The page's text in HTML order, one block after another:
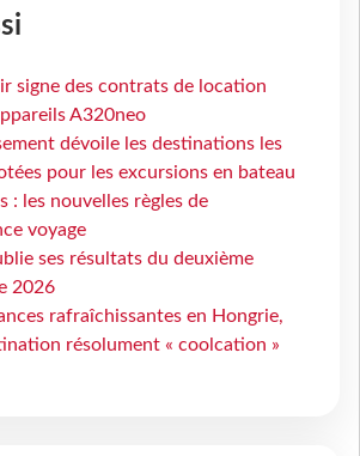
signe des contrats de location
A320neo
dévoile les destinations les
pour les excursions en bateau
: les nouvelles règles de
voyage
ses résultats du deuxième
2026
rafraîchissantes en Hongrie,
résolument « coolcation »